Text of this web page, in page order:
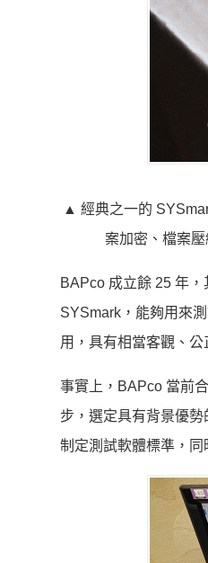
▲ 經典之一的
案加密、檔案
BAPco 成立餘 25 年
SYSmark，能夠用來
用，具有相當客觀、
事實上，BAPco 當前
步，選定具有背景優
制定測試軟體標準，